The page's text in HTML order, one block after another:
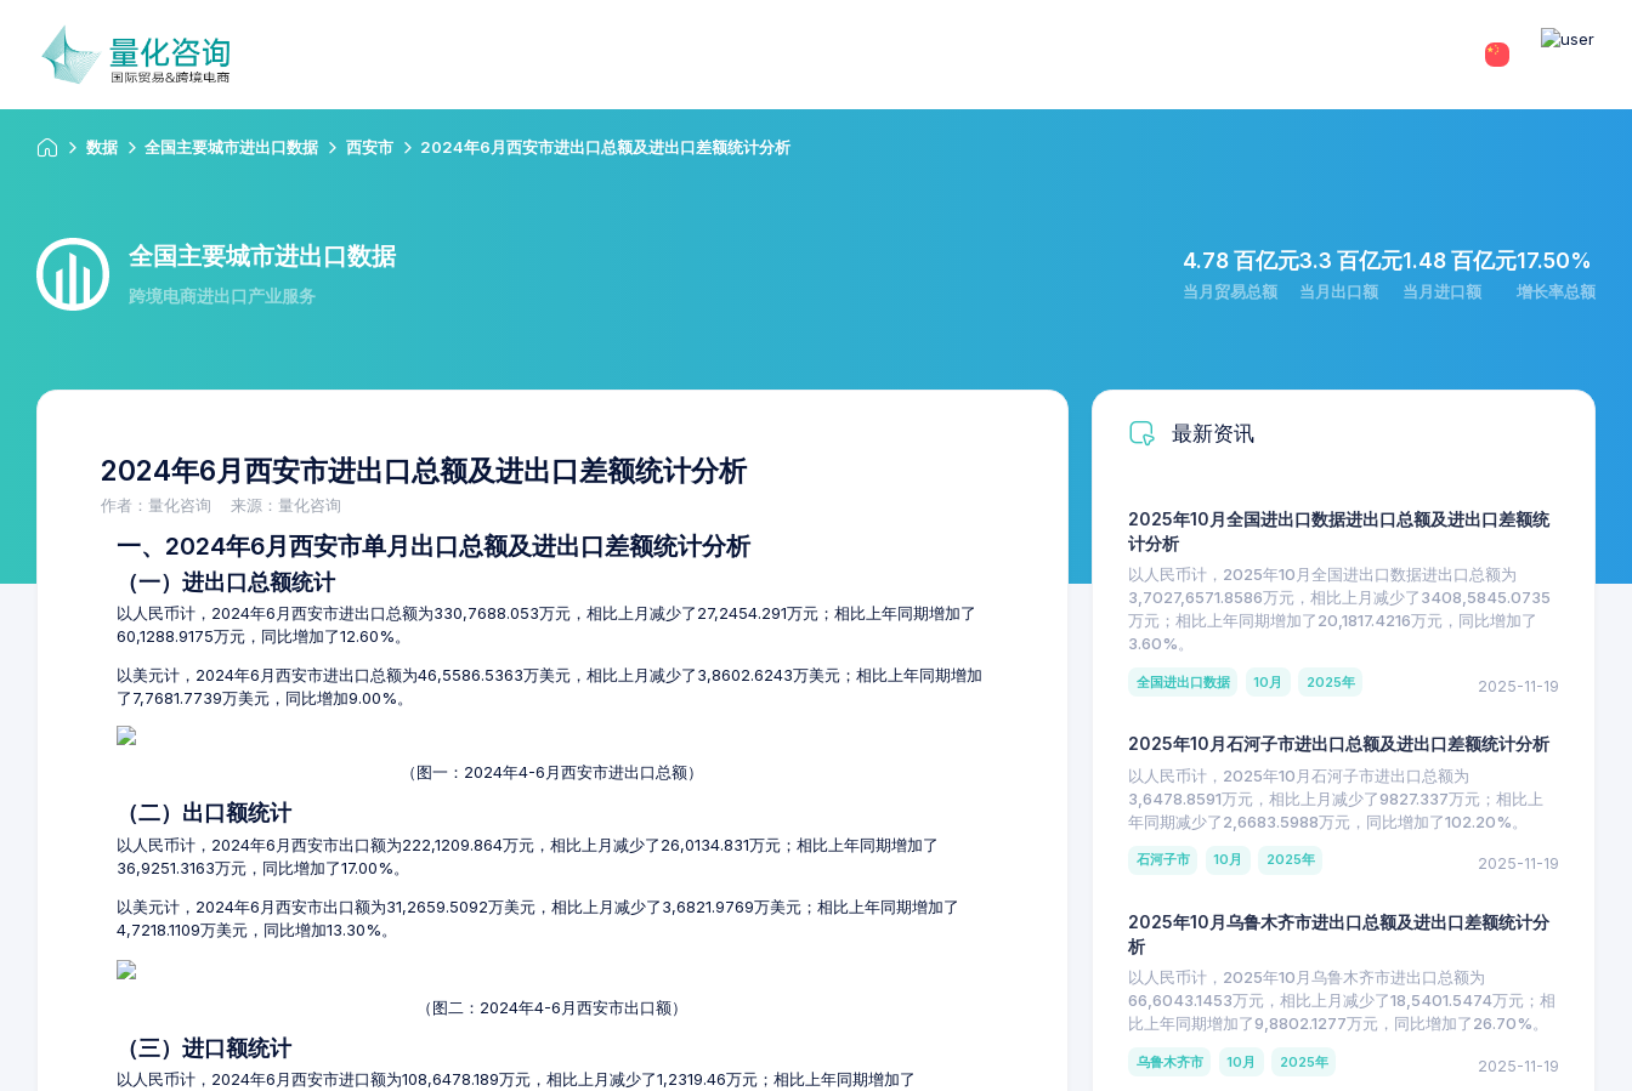
数据 全国主要城市进出口数据 西安市 2024年6月西安市进出口总额及进出口差额统计分析
全国主要城市进出口数据
跨境电商进出口产业服务
4.78 百亿元
当月贸易总额
3.3 百亿元
当月出口额
1.48 百亿元
当月进口额
17.50%
增长率总额
2024年6月西安市进出口总额及进出口差额统计分析
作者：量化咨询 来源：量化咨询
一、2024年6月西安市单月出口总额及进出口差额统计分析
（一）进出口总额统计
以人民币计，2024年6月西安市进出口总额为330,7688.053万元，相比上月减少了27,2454.291万元；相比上年同期增加了
60,1288.9175万元，同比增加了12.60%。
以美元计，2024年6月西安市进出口总额为46,5586.5363万美元，相比上月减少了3,8602.6243万美元；相比上年同期增加
了7,7681.7739万美元，同比增加9.00%。
（图一：2024年4-6月西安市进出口总额）
（二）出口额统计
以人民币计，2024年6月西安市出口额为222,1209.864万元，相比上月减少了26,0134.831万元；相比上年同期增加了
36,9251.3163万元，同比增加了17.00%。
以美元计，2024年6月西安市出口额为31,2659.5092万美元，相比上月减少了3,6821.9769万美元；相比上年同期增加了
4,7218.1109万美元，同比增加13.30%。
（图二：2024年4-6月西安市出口额）
（三）进口额统计
以人民币计，2024年6月西安市进口额为108,6478.189万元，相比上月减少了1,2319.46万元；相比上年同期增加了
最新资讯
2025年10月全国进出口数据进出口总额及进出口差额统
计分析
以人民币计，2025年10月全国进出口数据进出口总额为
3,7027,6571.8586万元，相比上月减少了3408,5845.0735
万元；相比上年同期增加了20,1817.4216万元，同比增加了
3.60%。
全国进出口数据 10月 2025年 2025-11-19
2025年10月石河子市进出口总额及进出口差额统计分析
以人民币计，2025年10月石河子市进出口总额为
3,6478.8591万元，相比上月减少了9827.337万元；相比上
年同期减少了2,6683.5988万元，同比增加了102.20%。
石河子市 10月 2025年 2025-11-19
2025年10月乌鲁木齐市进出口总额及进出口差额统计分
析
以人民币计，2025年10月乌鲁木齐市进出口总额为
66,6043.1453万元，相比上月减少了18,5401.5474万元；相
比上年同期增加了9,8802.1277万元，同比增加了26.70%。
乌鲁木齐市 10月 2025年 2025-11-19